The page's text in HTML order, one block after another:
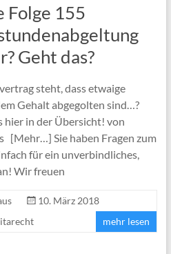
155
Geht das?
steht, dass etwaige
Gehalt abgegolten sind…?
hier in der Übersicht! von
[Mehr…] Sie haben Fragen zum
für ein unverbindliches,
Wir freuen
10. März 2018
mehr lesen